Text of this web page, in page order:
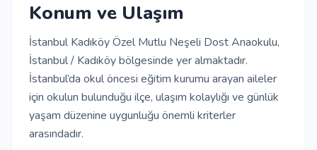
Konum ve Ulaşım
İstanbul Kadıköy Özel Mutlu Neşeli Dost Anaokulu,
İstanbul / Kadıköy bölgesinde yer almaktadır.
İstanbul’da okul öncesi eğitim kurumu arayan aileler
için okulun bulunduğu ilçe, ulaşım kolaylığı ve günlük
yaşam düzenine uygunluğu önemli kriterler
arasındadır.